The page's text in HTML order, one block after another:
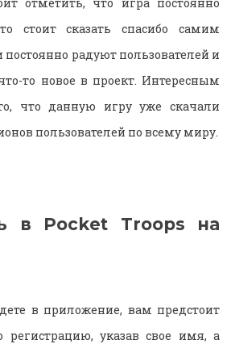
отметить, что игра постоянно
стоит сказать спасибо самим
радуют пользователей и
то новое в проект. Интересным
что данную игру уже скачали
пользователей по всему миру.
в Pocket Troops на
в приложение, вам предстоит
указав свое имя, а